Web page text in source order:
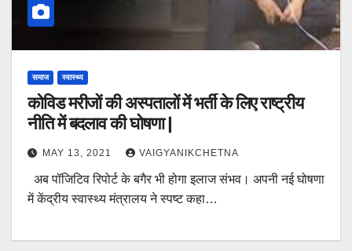
समाज स्वास्थ्य
कोविड मरीजों की अस्पतालों में भर्ती के लिए राष्ट्रीय
नीति में बदलाव की घोषणा |
MAY 13, 2021 VAIGYANIKCHETNA
अब पॉजिटिव रिपोर्ट के बगैर भी होगा इलाज संभव। अपनी नई घोषणा
में केंद्रीय स्वास्थ्य मंत्रालय ने स्पष्ट कहा…